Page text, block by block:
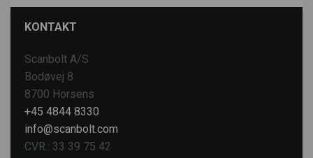
KONTAKT
Scanbolt A/S
Bodøvej 8
8700 Horsens
+45 4844 8330
info@scanbolt.com
CVR.: 33 39 75 42